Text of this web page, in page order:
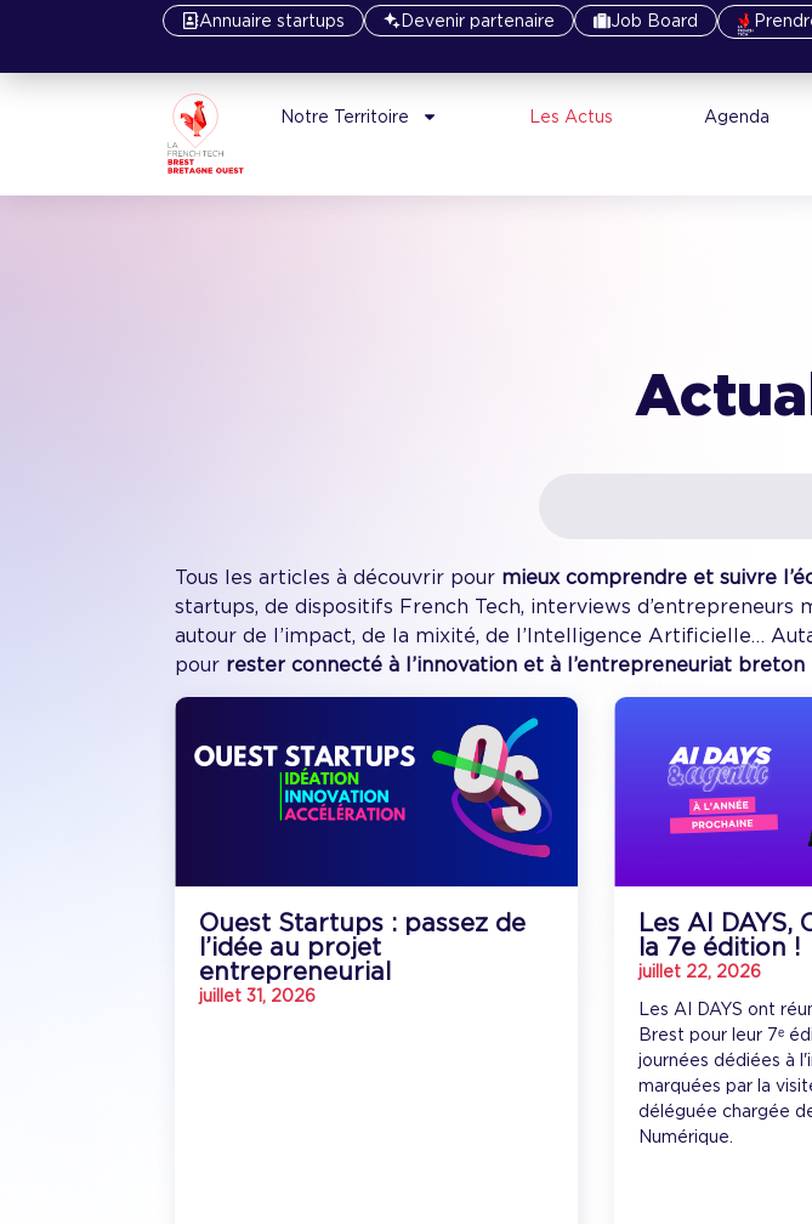
Annuaire startups Devenir partenaire Job Board
Notre Territoire Les Actus Agenda
Tous les articles à découvrir pour mieux comprendre et suivre
startups, de dispositifs French Tech, interviews d’entrepreneurs
autour de l’impact, de la mixité, de l’Intelligence Artificielle…
pour rester connecté à l’innovation et à l’entrepreneuriat breton
Ouest Startups : passez de
l’idée au projet
entrepreneurial
juillet 31, 2026
Les AI DAYS,
la 7e édition !
juillet 22, 2026
Les AI DAYS ont
Brest pour leur 7ᵉ
journées dédiées à
marquées par la
déléguée chargée
Numérique.